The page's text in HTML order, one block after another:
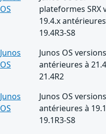
OS
plateformes SRX
19.4.x
19.4R3-S8
Junos
OS
Junos OS
antérieures à
21.4R2
Junos
OS
Junos OS
antérieures à
19.1R3-S8